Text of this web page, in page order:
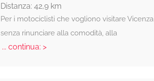
Distanza: 42,9 km
Per i motociclisti che vogliono visitare Vicenza
senza rinunciare alla comodità, alla
... continua: >